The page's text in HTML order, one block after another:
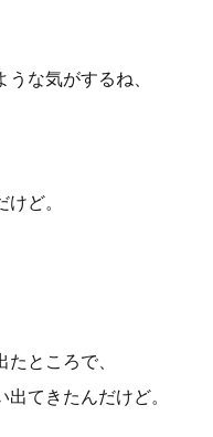
な気がするね、
ど。
ところで、
てきたんだけど。